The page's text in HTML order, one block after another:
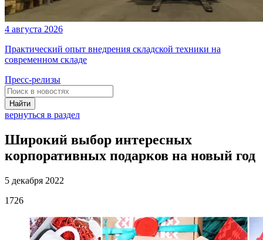
4 августа 2026
Практический опыт внедрения складской техники на
современном складе
Пресс-релизы
Найти
вернуться в раздел
Широкий выбор интересных
корпоративных подарков на новый год
5 декабря 2022
1726